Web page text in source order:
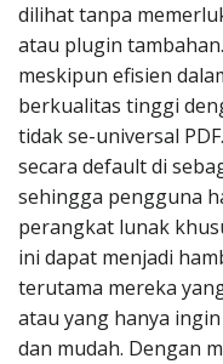
dilihat tanpa
atau plugin
meskipun efisien
berkualitas tinggi
tidak se-universal
secara default di
sehingga pengguna
perangkat lunak
ini dapat menjadi
terutama mereka
atau yang hanya
dan mudah. Dengan